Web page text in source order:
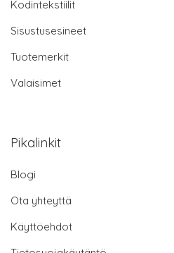
Kodintekstiilit
Sisustusesineet
Tuotemerkit
Valaisimet
Pikalinkit
Blogi
Ota yhteyttä
Käyttöehdot